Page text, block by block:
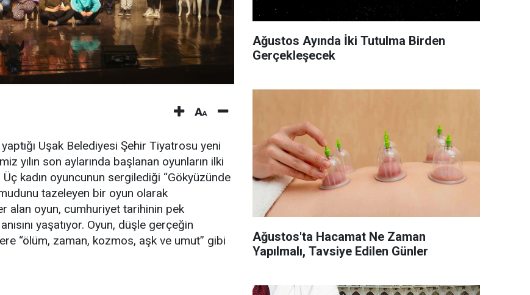
Uşak Belediyesi Şehir Tiyatrosu yeni
yılın son aylarında başlanan oyunların ilki
kadın oyuncunun sergilediği “Gökyüzünde
tazeleyen bir oyun olarak
alan oyun, cumhuriyet tarihinin pek
yaşatıyor. Oyun, düşle gerçeğin
“ölüm, zaman, kozmos, aşk ve umut” gibi
Ağustos Ayında İki Tutulma Birden
Gerçekleşecek
Ağustos'ta Hacamat Ne Zaman
Yapılmalı, Tavsiye Edilen Günler